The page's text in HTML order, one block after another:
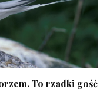
To rzadki gość